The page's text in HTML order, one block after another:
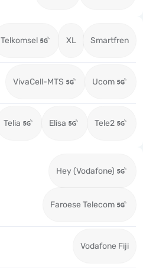
Telkomsel XL Smartfren
VivaCell-MTS Ucom
Telia Elisa Tele2
Hey (Vodafone)
Faroese Telecom
Vodafone Fiji